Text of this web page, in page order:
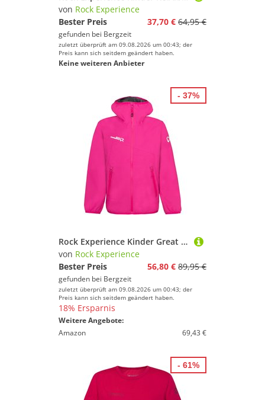
von Rock Experience
Bester Preis
37,70 € 64,95 €
gefunden bei Bergzeit
zuletzt überprüft am 09.08.2026 um 00:43; der
Preis kann sich seitdem geändert haben.
Keine weiteren Anbieter
Rock Experience Kinder Great Roof Hoodie Jacke
von Rock Experience
Bester Preis
56,80 € 89,95 €
gefunden bei Bergzeit
zuletzt überprüft am 09.08.2026 um 00:43; der
Preis kann sich seitdem geändert haben.
18% Ersparnis
Weitere Angebote:
Amazon
69,43 €
- 37%
- 61%